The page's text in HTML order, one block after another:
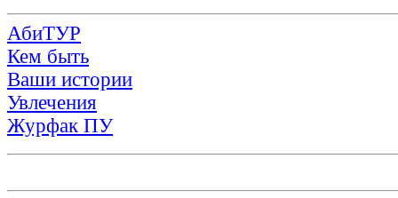
АбиТУР
Кем быть
Ваши истории
Увлечения
Журфак ПУ